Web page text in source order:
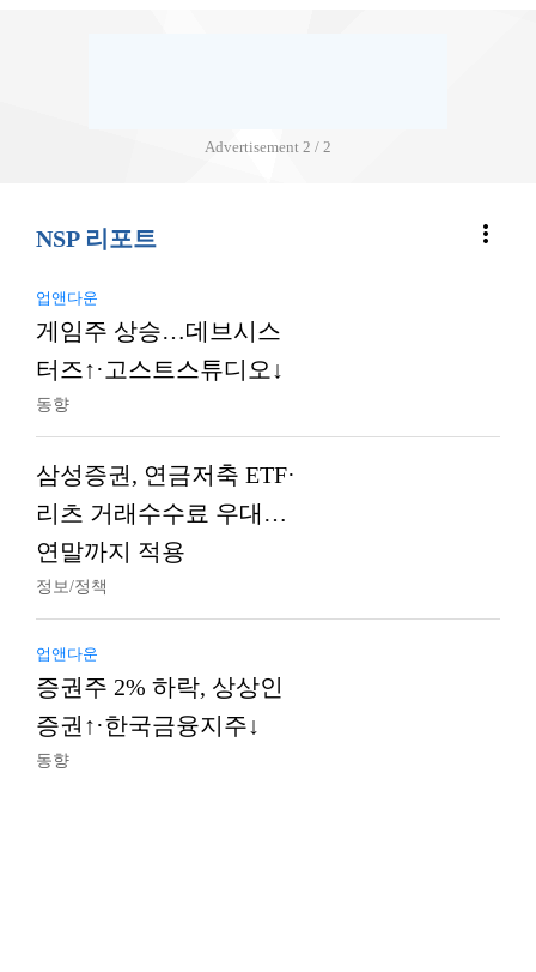
Advertisement 2 / 2
NSP 리포트 more_vert
업앤다운
게임주 상승…데브시스
터즈↑·고스트스튜디오↓
동향
삼성증권, 연금저축 ETF·
리츠 거래수수료 우대…
연말까지 적용
정보/정책
업앤다운
증권주 2% 하락, 상상인
증권↑·한국금융지주↓
동향